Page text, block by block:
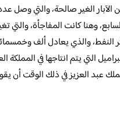
الغير صالحة، والتي وصل
وهنا كانت المفاجأة، والتي
والذي يعادل ألف
التي يتم انتاجها في
عبد العزيز في ذلك الوقت أن